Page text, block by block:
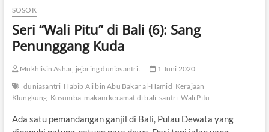
SOSOK
Seri “Wali Pitu” di Bali (6): Sang
Penunggang Kuda
Mukhlisin Ashar, jejaring duniasantri.
1 Juni 2020
duniasantri Habib Ali bin Abu Bakar al-Hamid Kerajaan
Klungkung Kusumba makam keramat di bali santri Wali Pitu
Ada satu pemandangan ganjil di Bali, Pulau Dewata yang